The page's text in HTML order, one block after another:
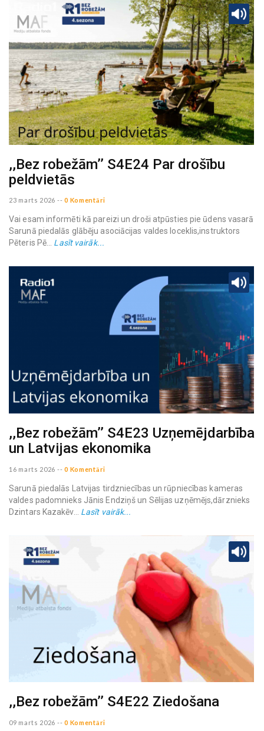
,,Bez robežām’’ S4E24 Par drošību
peldvietās
23 marts 2026 -- 0 Komentāri
Vai esam informēti kā pareizi un droši atpūsties pie ūdens vasarā
Sarunā piedalās glābēju asociācijas valdes loceklis,instruktors
Pēteris Pē... Lasīt vairāk...
,,Bez robežām’’ S4E23 Uzņemējdarbība
un Latvijas ekonomika
16 marts 2026 -- 0 Komentāri
Sarunā piedalās Latvijas tirdzniecības un rūpniecības kameras
valdes padomnieks Jānis Endziņš un Sēlijas uzņēmējs,dārznieks
Dzintars Kazakēv... Lasīt vairāk...
,,Bez robežām’’ S4E22 Ziedošana
09 marts 2026 -- 0 Komentāri